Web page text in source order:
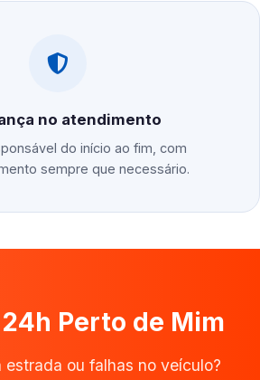
no atendimento
do início ao fim, com
sempre que necessário.
Perto de Mim
estrada ou falhas no veículo?